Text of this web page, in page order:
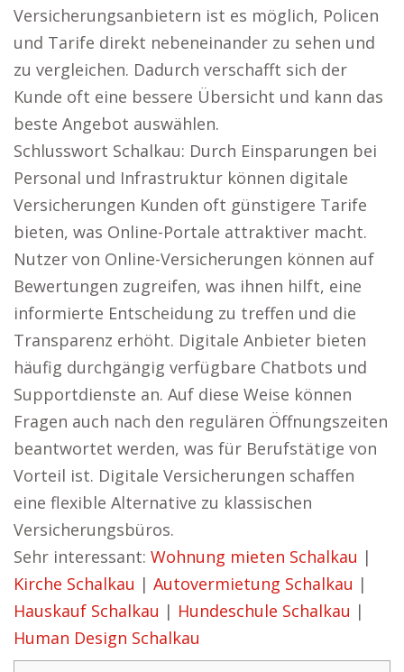
Versicherungsanbietern ist es möglich, Policen
und Tarife direkt nebeneinander zu sehen und
zu vergleichen. Dadurch verschafft sich der
Kunde oft eine bessere Übersicht und kann das
beste Angebot auswählen.
Schlusswort Schalkau: Durch Einsparungen bei
Personal und Infrastruktur können digitale
Versicherungen Kunden oft günstigere Tarife
bieten, was Online-Portale attraktiver macht.
Nutzer von Online-Versicherungen können auf
Bewertungen zugreifen, was ihnen hilft, eine
informierte Entscheidung zu treffen und die
Transparenz erhöht. Digitale Anbieter bieten
häufig durchgängig verfügbare Chatbots und
Supportdienste an. Auf diese Weise können
Fragen auch nach den regulären Öffnungszeiten
beantwortet werden, was für Berufstätige von
Vorteil ist. Digitale Versicherungen schaffen
eine flexible Alternative zu klassischen
Versicherungsbüros.
Sehr interessant: Wohnung mieten Schalkau |
Kirche Schalkau | Autovermietung Schalkau |
Hauskauf Schalkau | Hundeschule Schalkau |
Human Design Schalkau